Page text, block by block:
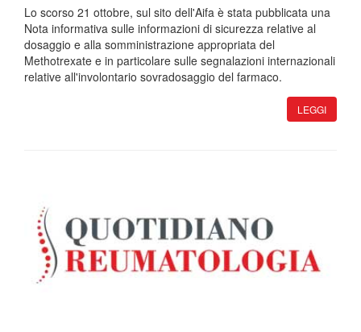
Lo scorso 21 ottobre, sul sito dell'Aifa è stata pubblicata una
Nota informativa sulle informazioni di sicurezza relative al
dosaggio e alla somministrazione appropriata del
Methotrexate e in particolare sulle segnalazioni internazionali
relative all'involontario sovradosaggio del farmaco.
LEGGI